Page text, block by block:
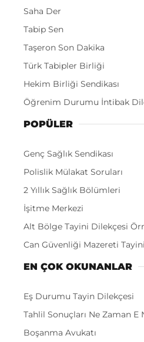
Saha Der
Tabip Sen
Taşeron Son Dakika
Türk Tabipler Birliği
Hekim Birliği Sendikası
Öğrenim Durumu İntibak
POPÜLER
Genç Sağlık Sendikası
Polislik Mülakat Soruları
2 Yıllık Sağlık Bölümleri
İşitme Merkezi
Alt Bölge Tayini Dilekçesi
Can Güvenliği Mazereti
EN ÇOK OKUNANLAR
Eş Durumu Tayin Dilekçesi
Tahlil Sonuçları Ne Zaman E
Boşanma Avukatı